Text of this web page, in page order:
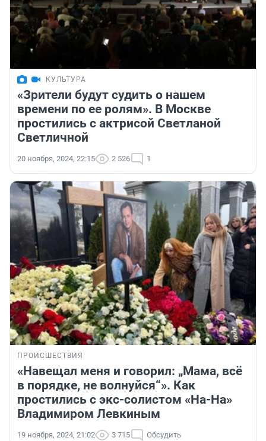
КУЛЬТУРА
«Зрители будут судить о нашем
времени по ее ролям». В Москве
простились с актрисой Светланой
Светличной
20 ноября, 2024, 22:15 2 526 1
ПРОИСШЕСТВИЯ
«Навещал меня и говорил: „Мама, всё
в порядке, не волнуйся“». Как
простились с экс-солистом «На-На»
Владимиром Левкиным
19 ноября, 2024, 21:02 3 715 Обсудить